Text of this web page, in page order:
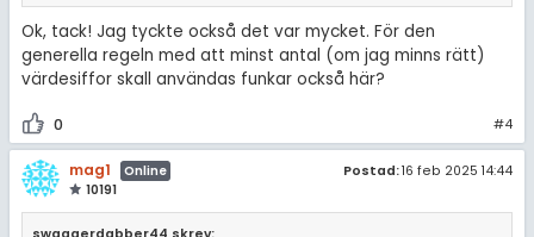
Ok, tack! Jag tyckte också det var mycket. För den
generella regeln med att minst antal (om jag minns rätt)
värdesiffor skall användas funkar också här?
0 #4
mag1
Online
10191
Postad:16 feb 2025 14:44